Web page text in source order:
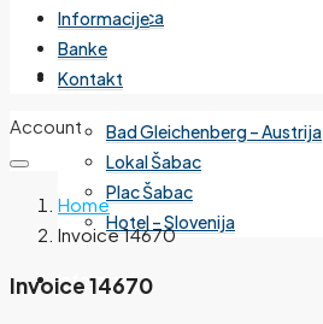
Banjica
Izdvojeno
Bad Gleichenberg – Austrija
Lokal Šabac
Plac Šabac
Hotel – Slovenija
Informacije
Informacije
Banke
Kontakt
Account
Home
Invoice 14670
Invoice 14670